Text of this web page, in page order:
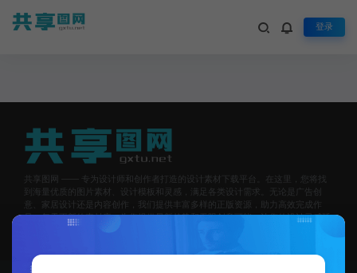
登录
共享图网 —— 专为设计师和创作者打造的设计素材下载平台。在这里，您将找
到海量优质的图片素材、设计模板和灵感，满足各类设计需求。无论是广告创
意、家居设计还是内容创作，我们提供丰富多样的正版资源，助力高效完成作
品。每天更新的素材库，为您提供最新趋势和无限创意可能，让您的设计灵感延